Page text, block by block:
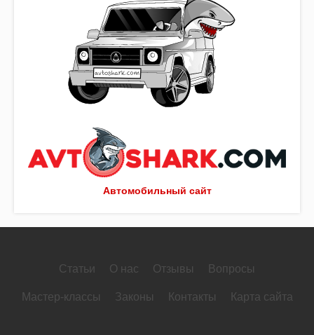
Автомобильный сайт
Статьи О нас Отзывы Вопросы
Мастер-классы Законы Контакты Карта сайта